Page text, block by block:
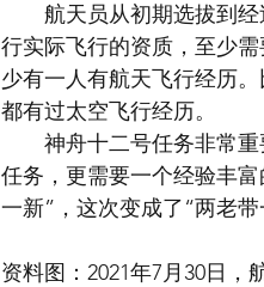
航天员从初期选拔到经
行实际飞行的资质，至少
少有一人有航天飞行经历
都有过太空飞行经历。
神舟十二号任务非常重
任务，更需要一个经验丰
一新”，这次变成了“两老
资料图：2021年7月30日